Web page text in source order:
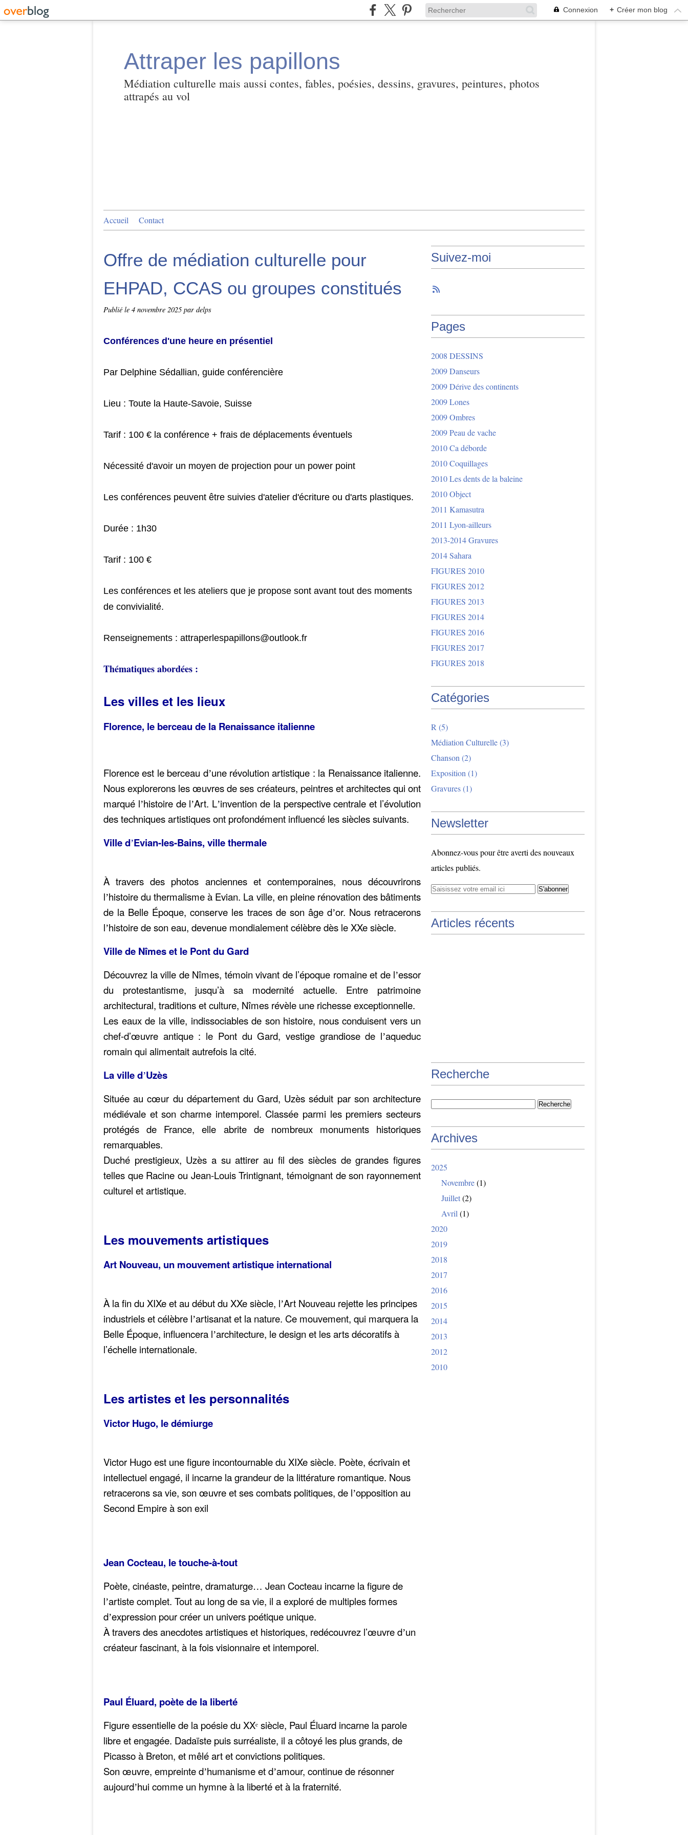
Connexion + Créer mon blog
Attraper les papillons
Médiation culturelle mais aussi contes, fables, poésies, dessins, gravures, peintures, photos
attrapés au vol
Accueil Contact
Offre de médiation culturelle pour
EHPAD, CCAS ou groupes constitués
Publié le 4 novembre 2025 par delps
Conférences d'une heure en présentiel
Par Delphine Sédallian, guide conférencière
Lieu : Toute la Haute-Savoie, Suisse
Tarif : 100 € la conférence + frais de déplacements éventuels
Nécessité d'avoir un moyen de projection pour un power point
Les conférences peuvent être suivies d'atelier d'écriture ou d'arts plastiques.
Durée : 1h30
Tarif : 100 €
Les conférences et les ateliers que je propose sont avant tout des moments
de convivialité.
Renseignements : attraperlespapillons@outlook.fr
Thématiques abordées :
Les villes et les lieux
Florence, le berceau de la Renaissance italienne
Florence est le berceau d’une révolution artistique : la Renaissance italienne.
Nous explorerons les œuvres de ses créateurs, peintres et architectes qui ont
marqué l’histoire de l’Art. L’invention de la perspective centrale et l’évolution
des techniques artistiques ont profondément influencé les siècles suivants.
Ville d’Evian-les-Bains, ville thermale
À travers des photos anciennes et contemporaines, nous découvrirons
l’histoire du thermalisme à Evian. La ville, en pleine rénovation des bâtiments
de la Belle Époque, conserve les traces de son âge d’or. Nous retracerons
l’histoire de son eau, devenue mondialement célèbre dès le XXe siècle.
Ville de Nîmes et le Pont du Gard
Découvrez la ville de Nîmes, témoin vivant de l’époque romaine et de l’essor
du protestantisme, jusqu’à sa modernité actuelle. Entre patrimoine
architectural, traditions et culture, Nîmes révèle une richesse exceptionnelle.
Les eaux de la ville, indissociables de son histoire, nous conduisent vers un
chef-d’œuvre antique : le Pont du Gard, vestige grandiose de l’aqueduc
romain qui alimentait autrefois la cité.
La ville d’Uzès
Située au cœur du département du Gard, Uzès séduit par son architecture
médiévale et son charme intemporel. Classée parmi les premiers secteurs
protégés de France, elle abrite de nombreux monuments historiques
remarquables.
Duché prestigieux, Uzès a su attirer au fil des siècles de grandes figures
telles que Racine ou Jean-Louis Trintignant, témoignant de son rayonnement
culturel et artistique.
Les mouvements artistiques
Art Nouveau, un mouvement artistique international
À la fin du XIXe et au début du XXe siècle, l’Art Nouveau rejette les principes
industriels et célèbre l’artisanat et la nature. Ce mouvement, qui marquera la
Belle Époque, influencera l’architecture, le design et les arts décoratifs à
l’échelle internationale.
Les artistes et les personnalités
Victor Hugo, le démiurge
Victor Hugo est une figure incontournable du XIXe siècle. Poète, écrivain et
intellectuel engagé, il incarne la grandeur de la littérature romantique. Nous
retracerons sa vie, son œuvre et ses combats politiques, de l’opposition au
Second Empire à son exil
Jean Cocteau, le touche-à-tout
Poète, cinéaste, peintre, dramaturge… Jean Cocteau incarne la figure de
l’artiste complet. Tout au long de sa vie, il a exploré de multiples formes
d’expression pour créer un univers poétique unique.
À travers des anecdotes artistiques et historiques, redécouvrez l’œuvre d’un
créateur fascinant, à la fois visionnaire et intemporel.
Paul Éluard, poète de la liberté
Figure essentielle de la poésie du XXᵉ siècle, Paul Éluard incarne la parole
libre et engagée. Dadaïste puis surréaliste, il a côtoyé les plus grands, de
Picasso à Breton, et mêlé art et convictions politiques.
Son œuvre, empreinte d’humanisme et d’amour, continue de résonner
aujourd’hui comme un hymne à la liberté et à la fraternité.
Suivez-moi
Pages
2008 DESSINS
2009 Danseurs
2009 Dérive des continents
2009 Lones
2009 Ombres
2009 Peau de vache
2010 Ca déborde
2010 Coquillages
2010 Les dents de la baleine
2010 Object
2011 Kamasutra
2011 Lyon-ailleurs
2013-2014 Gravures
2014 Sahara
FIGURES 2010
FIGURES 2012
FIGURES 2013
FIGURES 2014
FIGURES 2016
FIGURES 2017
FIGURES 2018
Catégories
R (5)
Médiation Culturelle(3)
Chanson (2)
Exposition (1)
Gravures(1)
Newsletter
Abonnez-vous pour être averti des nouveaux
articles publiés.
Articles récents
Recherche
Archives
2025
Novembre(1)
Juillet(2)
Avril (1)
2020
2019
2018
2017
2016
2015
2014
2013
2012
2010